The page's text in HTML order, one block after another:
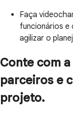
Faça
funcionários e
agilizar o
Conte com
parceiros e
projeto.